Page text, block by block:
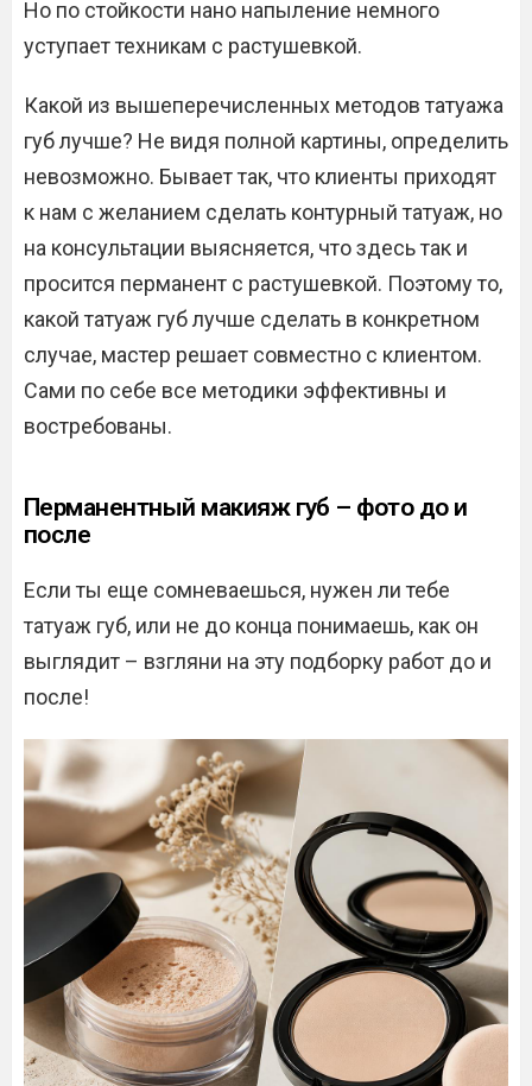
Но по стойкости нано напыление немного
уступает техникам с растушевкой.
Какой из вышеперечисленных методов татуажа
губ лучше? Не видя полной картины, определить
невозможно. Бывает так, что клиенты приходят
к нам с желанием сделать контурный татуаж, но
на консультации выясняется, что здесь так и
просится перманент с растушевкой. Поэтому то,
какой татуаж губ лучше сделать в конкретном
случае, мастер решает совместно с клиентом.
Сами по себе все методики эффективны и
востребованы.
Перманентный макияж губ – фото до и
после
Если ты еще сомневаешься, нужен ли тебе
татуаж губ, или не до конца понимаешь, как он
выглядит – взгляни на эту подборку работ до и
после!